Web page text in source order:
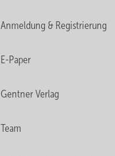
Anmeldung & Registrierung
E-Paper
Gentner Verlag
Team